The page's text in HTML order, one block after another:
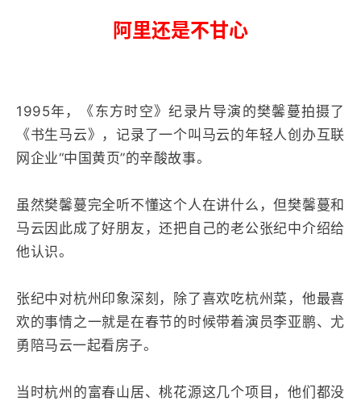
阿里还是不甘心
1995年，《东方时空》纪录片导演的樊馨蔓拍摄了
《书生马云》，记录了一个叫马云的年轻人创办互联
网企业“中国黄页”的辛酸故事。
虽然樊馨蔓完全听不懂这个人在讲什么，但樊馨蔓和
马云因此成了好朋友，还把自己的老公张纪中介绍给
他认识。
张纪中对杭州印象深刻，除了喜欢吃杭州菜，他最喜
欢的事情之一就是在春节的时候带着演员李亚鹏、尤
勇陪马云一起看房子。
当时杭州的富春山居、桃花源这几个项目，他们都没